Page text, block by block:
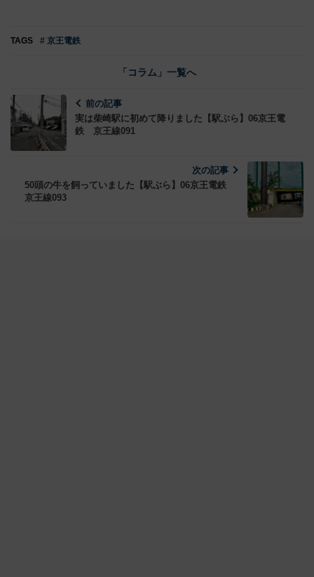
TAGS # 京王電鉄
「コラム」一覧へ
前の記事
実は柴崎駅に初めて降りました【駅ぶら】06京王電
鉄 京王線091
次の記事
50頭の牛を飼っていました【駅ぶら】06京王電鉄
京王線093